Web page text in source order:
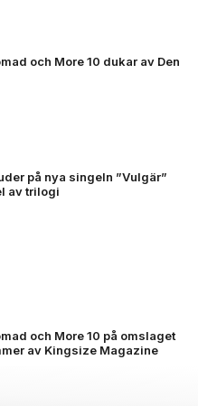
och More 10 dukar av Den
på nya singeln ”Vulgär”
av trilogi
och More 10 på omslaget
av Kingsize Magazine